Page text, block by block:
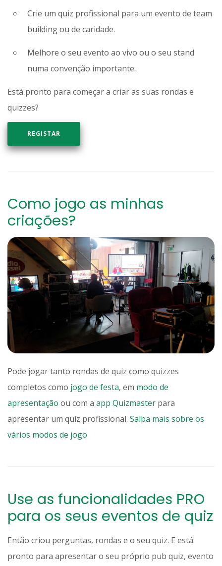
Crie um quiz profissional para um evento de team
building ou de caridade.
Melhore o seu evento ao vivo ou o seu stand
numa convenção importante.
Está pronto para começar a criar as suas rondas e
quizzes?
REGISTAR
Como jogo as minhas
criações?
Pode jogar tanto rondas de quiz como quizzes
completos como jogo de festa, em modo de
apresentação ou com a app Quizmaster para
apresentar um quiz profissional. Saiba mais sobre os
vários modos de jogo
Use as funcionalidades PRO
para os seus eventos de quiz
Então criou perguntas, rondas e o seu quiz. E está
pronto para apresentar o seu próprio pub quiz, evento